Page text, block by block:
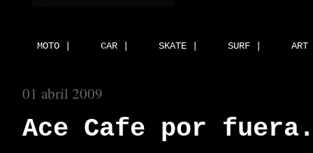
MOTO | CAR | SKATE | SURF |
01 abril 2009
Ace Cafe por